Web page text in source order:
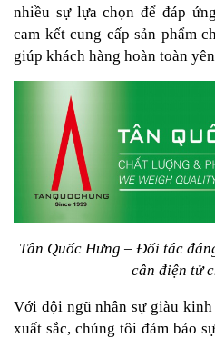
nhiều sự lựa chọn để đáp
cam kết cung cấp sản phẩm
giúp khách hàng hoàn toàn
Tân Quốc Hưng – Đối tác
cân điện tử
Với đội ngũ nhân sự giàu
xuất sắc, chúng tôi đảm bảo